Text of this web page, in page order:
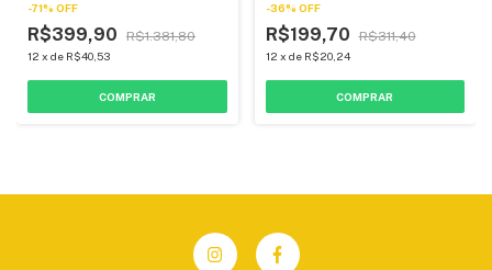
-71% OFF
R$399,90 R$1.381,80
12 x de R$40,53
-36% OFF
R$199,70 R$311,40
12 x de R$20,24